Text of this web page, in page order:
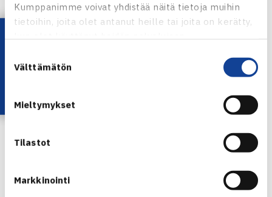
Kumppanimme voivat yhdistää näitä tietoja muihin
tietoihin, joita olet antanut heille tai joita on kerätty,
valinta
Välttämätön
Mieltymykset
Tilastot
Markkinointi
lisäresursseja:
osallistuminen on helppoa ja maksutonta
selkeyttämiseen
saat konkreettisia ideoita ja työkaluja heti
tennisseurojen kanssa
Mitä webinaarissa tapahtuu?
Lataa OmaTennis!